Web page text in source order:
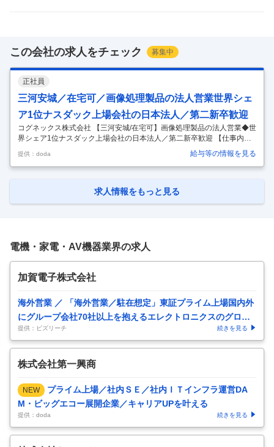
この会社の求人をチェック 募集中
正社員
三河安城／在宅可／画像処理製品の法人営業世界シェ
ア1位ナスダック上場会社の日本法人／第二新卒歓迎
コグネックス株式会社 【三河安城/在宅可】画像処理製品の法人営業◆世
界シェア1位ナスダック上場会社の日本法人／第二新卒歓迎 【仕事内
容】 【三河安城/在宅可】画像処理製品の法人営業◆世界シェア1位ナス
ダック上場会社の日本法人／第二新卒歓迎 【具体的な仕事内容】 【画像
処理メーカーとして世界シェアNo.1/1000件を超える特許を取得/無借金
っていただきます。 ■営業スタイル ・担当顧客に対して提案型営業を行
提供：doda 給与等の情報を見る
求人情報をもっと見る
電機・家電・AV機器業界の求人
加賀電子株式会社
海外営業 ／ 「海外営業／駐在想定」東証プライム上場国内外
にグループ会社70社以上を抱えるエレクトロニクスのグロー
バル専門商社
提供：ビズリーチ 続きを見る
株式会社第一興商
NEW
プライム上場／社内ＳＥ／社内ＩＴインフラ運営DA
M・ビッグエコー展開企業／キャリアUPを叶える
提供：doda 続きを見る